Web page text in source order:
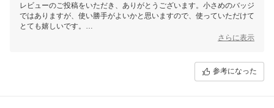
レビューのご投稿をいただき、ありがとうございます。小さめのバッジ
ではありますが、使い勝手がよいかと思いますので、使っていただけて
とても嬉しいです。
また、貴重なご意見もいただき、ありがとうございました。新製品の製
さらに表示
参考になった